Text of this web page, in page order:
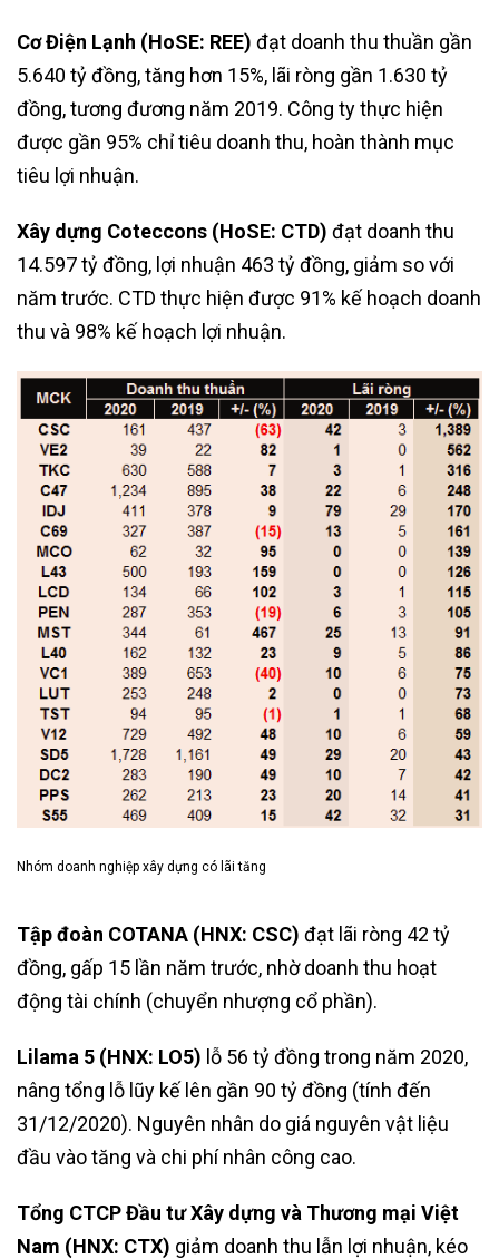
Cơ Điện Lạnh (HoSE: REE) đạt doanh thu thuần gần
5.640 tỷ đồng, tăng hơn 15%, lãi ròng gần 1.630 tỷ
đồng, tương đương năm 2019. Công ty thực hiện
được gần 95% chỉ tiêu doanh thu, hoàn thành mục
tiêu lợi nhuận.
Xây dựng Coteccons (HoSE: CTD) đạt doanh thu
14.597 tỷ đồng, lợi nhuận 463 tỷ đồng, giảm so với
năm trước. CTD thực hiện được 91% kế hoạch doanh
thu và 98% kế hoạch lợi nhuận.
Nhóm doanh nghiệp xây dựng có lãi tăng
Tập đoàn COTANA (HNX: CSC) đạt lãi ròng 42 tỷ
đồng, gấp 15 lần năm trước, nhờ doanh thu hoạt
động tài chính (chuyển nhượng cổ phần).
Lilama 5 (HNX: LO5) lỗ 56 tỷ đồng trong năm 2020,
nâng tổng lỗ lũy kế lên gần 90 tỷ đồng (tính đến
31/12/2020). Nguyên nhân do giá nguyên vật liệu
đầu vào tăng và chi phí nhân công cao.
Tổng CTCP Đầu tư Xây dựng và Thương mại Việt
Nam (HNX: CTX) giảm doanh thu lẫn lợi nhuận, kéo